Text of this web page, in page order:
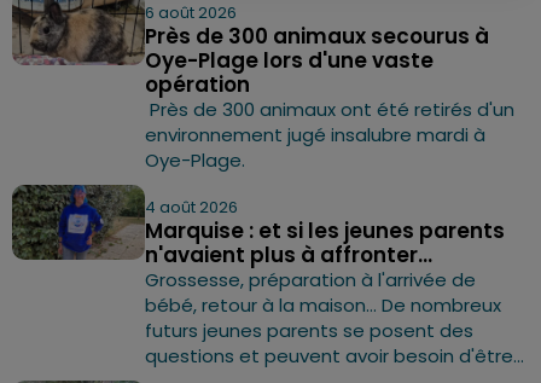
6 août 2026
Près de 300 animaux secourus à
Oye-Plage lors d'une vaste
opération
Près de 300 animaux ont été retirés d'un
environnement jugé insalubre mardi à
Oye-Plage.
4 août 2026
Marquise : et si les jeunes parents
n'avaient plus à affronter...
Grossesse, préparation à l'arrivée de
bébé, retour à la maison… De nombreux
futurs jeunes parents se posent des
questions et peuvent avoir besoin d'être...